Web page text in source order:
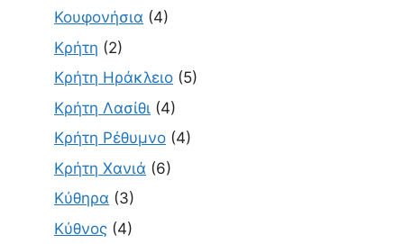
Κουφονήσια (4)
Κρήτη (2)
Κρήτη Ηράκλειο (5)
Κρήτη Λασίθι (4)
Κρήτη Ρέθυμνο (4)
Κρήτη Χανιά (6)
Κύθηρα (3)
Κύθνος (4)